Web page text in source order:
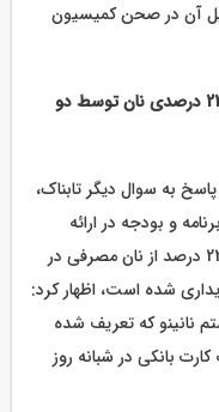
آن در صحن کمیسیون
صحبت های پورمحمدی در خصوص خرید 23 درصدی نان توسط دو
به سوال دیگر تابناک،
و بودجه در ارائه
گزارش یک ساله برنامه هفتم اعلام کرد که 23 درصد از نان مصرفی در
خریداری شده است، اظهار کرد:
نانینو که تعریف شده
بانکی در شبانه روز